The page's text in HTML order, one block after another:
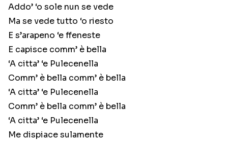
Addo’ ‘o sole nun se vede
Ma se vede tutto ‘o riesto
E s’arapeno ‘e ffeneste
E capisce comm’ è bella
‘A citta’ ‘e Pulecenella
Comm’ è bella comm’ è bella
‘A citta’ ‘e Pulecenella
Comm’ è bella comm’ è bella
‘A citta’ ‘e Pulecenella
Me dispiace sulamente